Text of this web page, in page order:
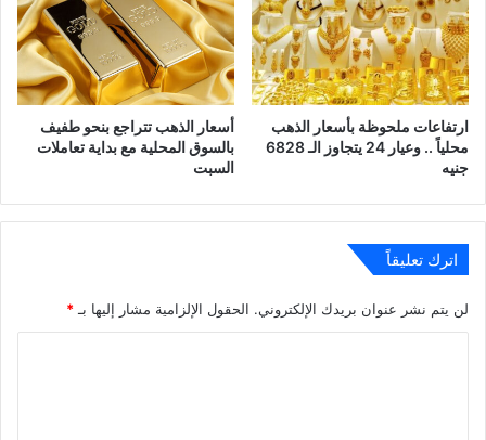
ارتفاعات ملحوظة بأسعار الذهب
محلياً .. وعيار 24 يتجاوز الـ 6828
جنيه
أسعار الذهب تتراجع بنحو طفيف
بالسوق المحلية مع بداية تعاملات
السبت
اترك تعليقاً
لن يتم نشر عنوان بريدك الإلكتروني. الحقول الإلزامية مشار إليها بـ *